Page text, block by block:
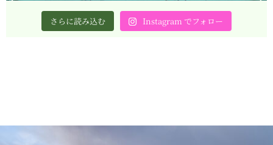
さらに読み込む Instagram でフォロー